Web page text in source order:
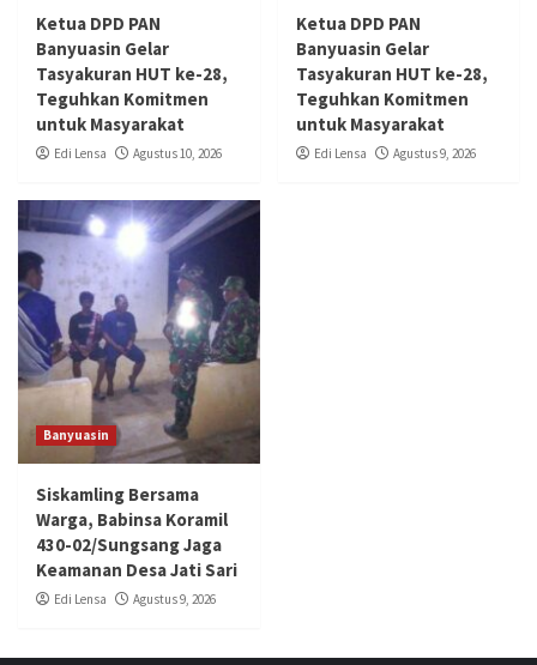
Ketua DPD PAN
Banyuasin Gelar
Tasyakuran HUT ke-28,
Teguhkan Komitmen
untuk Masyarakat
Edi Lensa Agustus 10, 2026
Ketua DPD PAN
Banyuasin Gelar
Tasyakuran HUT ke-28,
Teguhkan Komitmen
untuk Masyarakat
Edi Lensa Agustus 9, 2026
Banyuasin
Siskamling Bersama
Warga, Babinsa Koramil
430-02/Sungsang Jaga
Keamanan Desa Jati Sari
Edi Lensa Agustus 9, 2026